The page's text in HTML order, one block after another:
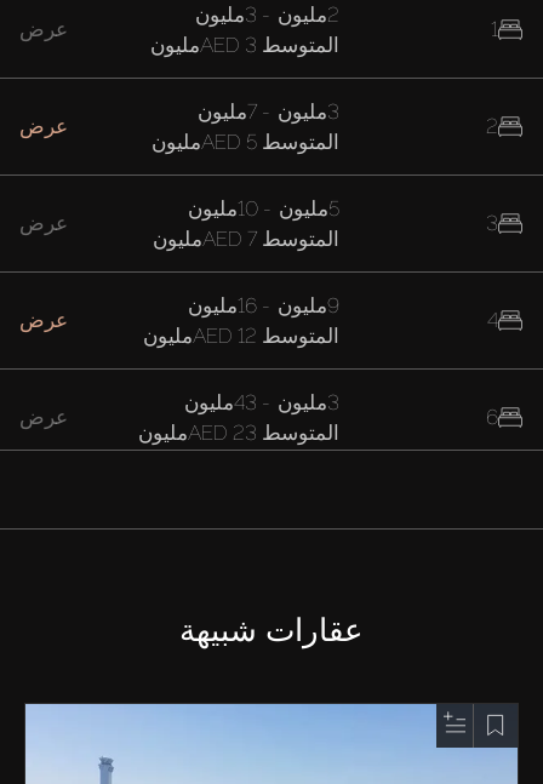
1
2
3
4
6
2مليون -
المتوسط
عرض
3مليون -
المتوسط
عرض
5مليون -
المتوسط
عرض
9مليون -
المتوسط
عرض
3مليون -
المتوسط
عرض
المتوسطAED 29مليون
عقارات شبيهة